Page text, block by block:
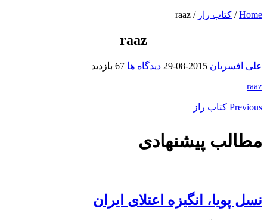
Home
/ کتاب راز /
raaz
raaz
علی افسریان 2015-08-29 دیدگاه ها 67 بازدید
raaz
Previous کتاب راز
مطالب پیشنهادی
نسل پویا، انگیزه اعتلای ایران